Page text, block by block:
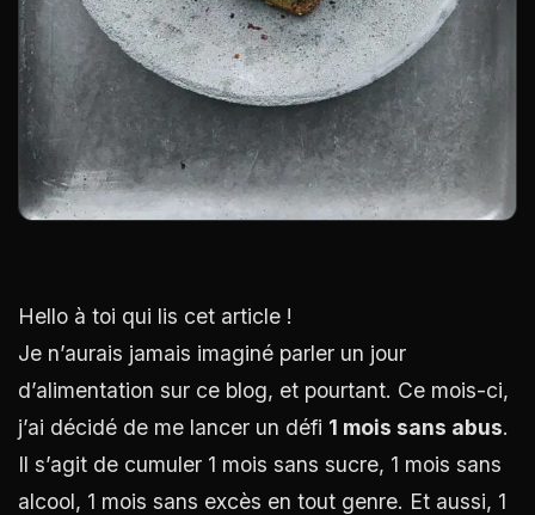
Hello à toi qui lis cet article !
Je n’aurais jamais imaginé parler un jour
d’alimentation sur ce blog, et pourtant. Ce mois-ci,
j’ai décidé de me lancer un défi 1 mois sans abus.
Il s’agit de cumuler 1 mois sans sucre, 1 mois sans
alcool, 1 mois sans excès en tout genre. Et aussi, 1